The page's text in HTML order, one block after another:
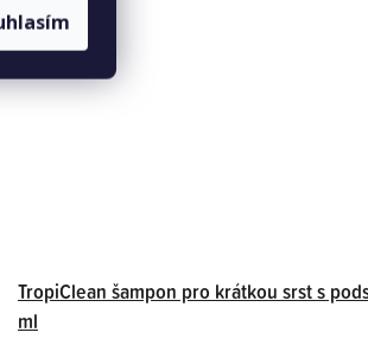
TropiClean šampon pro krátkou srst s
ml